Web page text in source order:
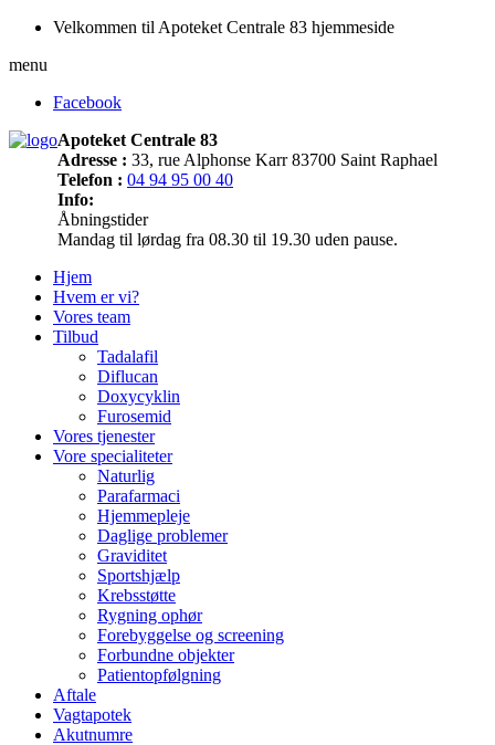
Velkommen til Apoteket Centrale 83 hjemmeside
menu
Facebook
Apoteket Centrale 83
Adresse : 33, rue Alphonse Karr 83700 Saint Raphael
Telefon : 04 94 95 00 40
Info:
Åbningstider
Mandag til lørdag fra 08.30 til 19.30 uden pause.
Hjem
Hvem er vi?
Vores team
Tilbud
Tadalafil
Diflucan
Doxycyklin
Furosemid
Vores tjenester
Vore specialiteter
Naturlig
Parafarmaci
Hjemmepleje
Daglige problemer
Graviditet
Sportshjælp
Krebsstøtte
Rygning ophør
Forebyggelse og screening
Forbundne objekter
Patientopfølgning
Aftale
Vagtapotek
Akutnumre